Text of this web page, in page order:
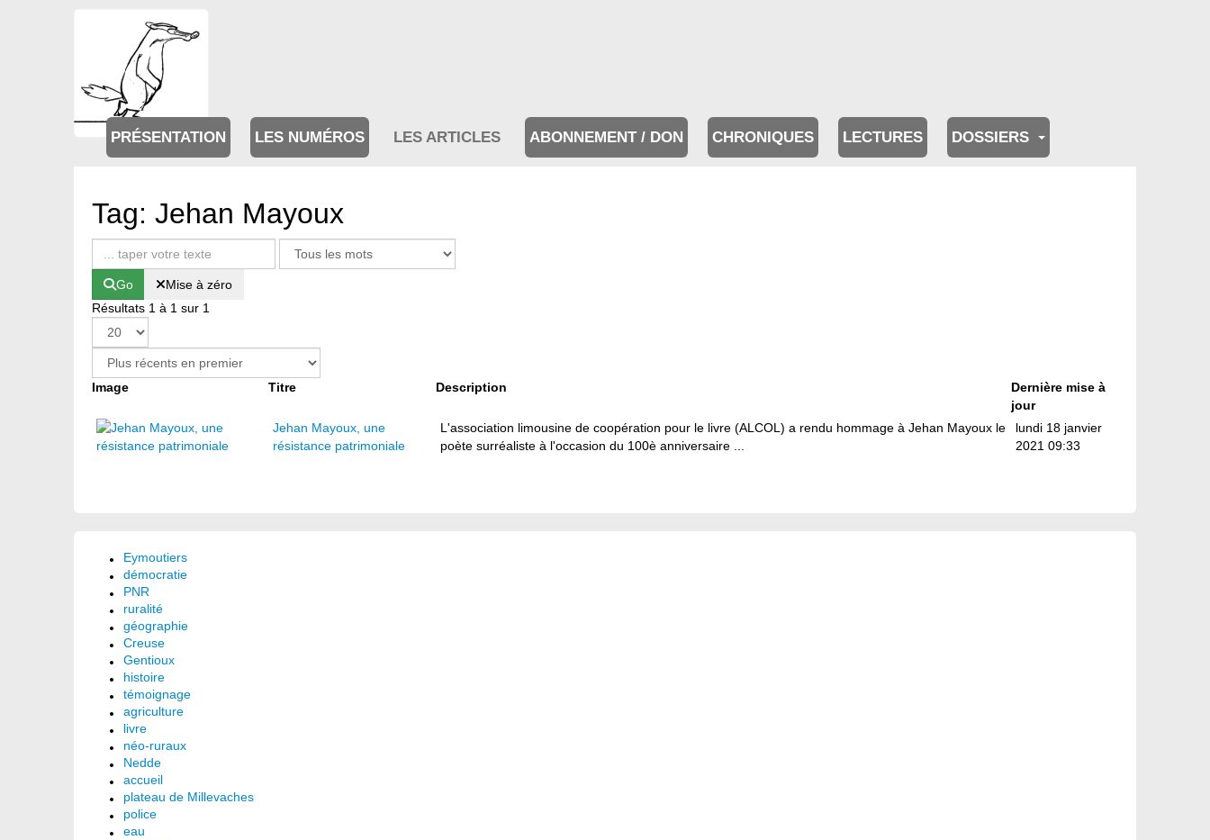
PRÉSENTATION LES NUMÉROS LES ARTICLES ABONNEMENT / DON CHRONIQUES LECTURES DOSSIERS
Tag: Jehan Mayoux
Go
Mise à zéro
Résultats 1 à 1 sur 1
Image Titre Description
Dernière mise à
jour
Jehan Mayoux, une
résistance patrimoniale
L'association limousine de coopération pour le livre (ALCOL) a rendu hommage à Jehan Mayoux le
poète surréaliste à l'occasion du 100è anniversaire ...
lundi 18 janvier
2021 09:33
Eymoutiers
démocratie
PNR
ruralité
géographie
Creuse
Gentioux
histoire
témoignage
agriculture
livre
néo-ruraux
Nedde
accueil
plateau de Millevaches
police
eau